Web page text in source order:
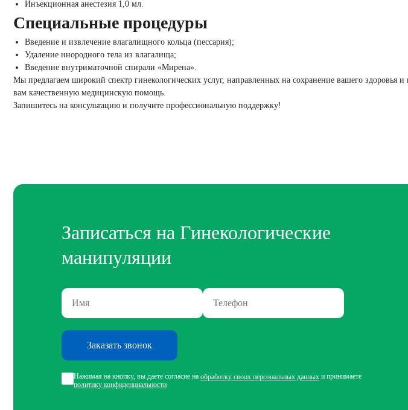
Инъекционная анестезия 1,0 мл.
Специальные процедуры
Введение и извлечение влагалищного кольца (пессария);
Удаление инородного тела из влагалища;
Введение внутриматочной спирали «Мирена».
Мы предлагаем широкий спектр гинекологических услуг, направленных на сохранение вашего
вам качественную медицинскую помощь.
Запишитесь на консультацию и получите профессиональную поддержку!
Записаться на Гинекологические
манипуляции
Заказать звонок
Нажимая на кнопку, вы даете согласие на обработку своих персональных данных и принимаете
политику конфиденциальности